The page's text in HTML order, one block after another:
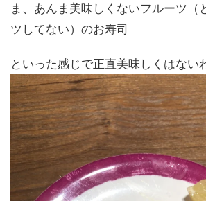
ま、あんま美味しくないフルーツ（
ツしてない）のお寿司
といった感じで正直美味しくはない